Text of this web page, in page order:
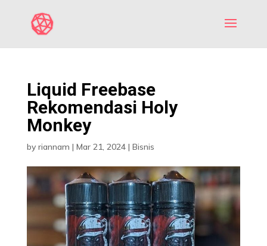
Liquid Freebase
Rekomendasi Holy
Monkey
by riannam | Mar 21, 2024| Bisnis